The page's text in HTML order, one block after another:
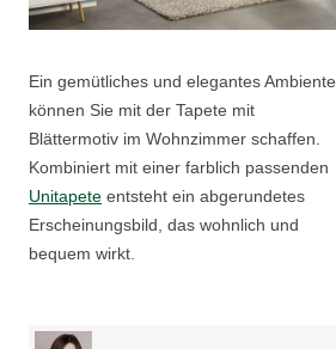
Ein gemütliches und elegantes Ambiente
können Sie mit der Tapete mit
Blättermotiv im Wohnzimmer schaffen.
Kombiniert mit einer farblich passenden
Unitapete entsteht ein abgerundetes
Erscheinungsbild, das wohnlich und
bequem wirkt.